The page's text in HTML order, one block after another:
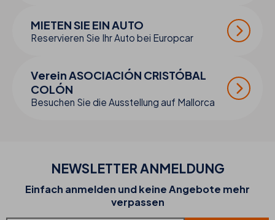
MIETEN SIE EIN AUTO
Reservieren Sie Ihr Auto bei Europcar
Verein ASOCIACIÓN CRISTÓBAL
COLÓN
Besuchen Sie die Ausstellung auf Mallorca
NEWSLETTER ANMELDUNG
Einfach anmelden und keine Angebote mehr
verpassen